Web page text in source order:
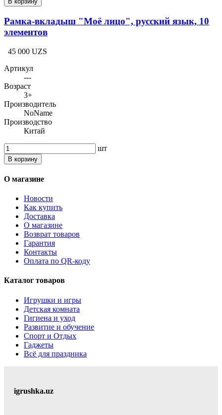
Рамка-вкладыш "Моё лицо", русский язык, 10
элементов
45 000 UZS
Артикул
---
Возраст
3+
Производитель
NoName
Производство
Китай
шт
В корзину
О магазине
Новости
Как купить
Доставка
О магазине
Возврат товаров
Гарантия
Контакты
Оплата по QR-коду
Каталог товаров
Игрушки и игры
Детская комната
Гигиена и уход
Развитие и обучение
Спорт и Отдых
Гаджеты
Всё для праздника
igrushka.uz